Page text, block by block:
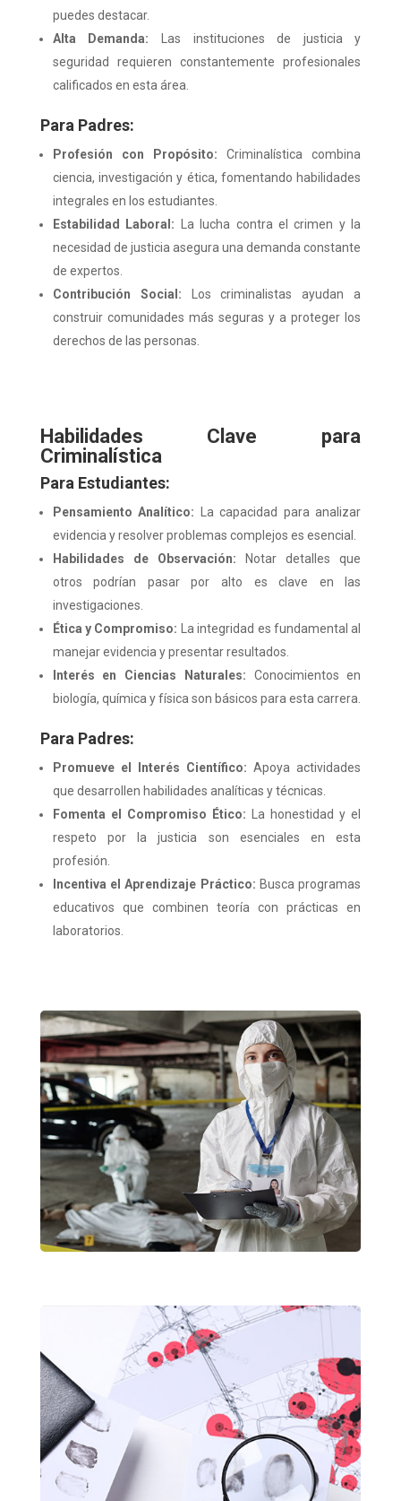
puedes destacar.
Alta Demanda: Las instituciones de justicia y
seguridad requieren constantemente profesionales
calificados en esta área.
Para Padres:
Profesión con Propósito: Criminalística combina
ciencia, investigación y ética, fomentando habilidades
integrales en los estudiantes.
Estabilidad Laboral: La lucha contra el crimen y la
necesidad de justicia asegura una demanda constante
de expertos.
Contribución Social: Los criminalistas ayudan a
construir comunidades más seguras y a proteger los
derechos de las personas.
Habilidades Clave para
Criminalística
Para Estudiantes:
Pensamiento Analítico: La capacidad para analizar
evidencia y resolver problemas complejos es esencial.
Habilidades de Observación: Notar detalles que
otros podrían pasar por alto es clave en las
investigaciones.
Ética y Compromiso: La integridad es fundamental al
manejar evidencia y presentar resultados.
Interés en Ciencias Naturales: Conocimientos en
biología, química y física son básicos para esta carrera.
Para Padres:
Promueve el Interés Científico: Apoya actividades
que desarrollen habilidades analíticas y técnicas.
Fomenta el Compromiso Ético: La honestidad y el
respeto por la justicia son esenciales en esta
profesión.
Incentiva el Aprendizaje Práctico: Busca programas
educativos que combinen teoría con prácticas en
laboratorios.